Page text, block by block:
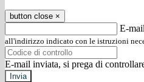
button close ×
E-mail
all'indirizzo indicato con le istruzioni
E-mail inviata, si prega di